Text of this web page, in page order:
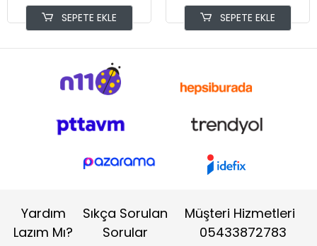
SEPETE EKLE SEPETE EKLE
Yardım
Lazım Mı?
Sıkça Sorulan
Sorular
Müşteri Hizmetleri
05433872783